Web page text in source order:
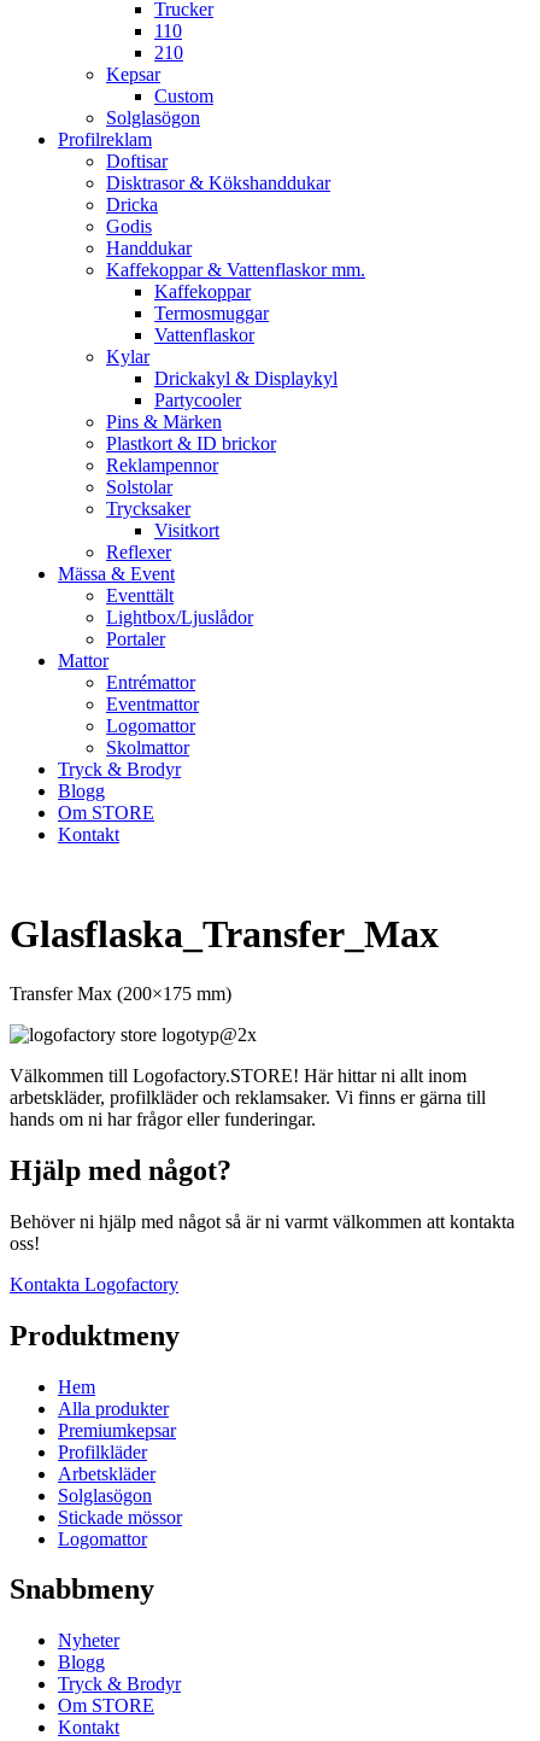
Trucker
110
210
Kepsar
Custom
Solglasögon
Profilreklam
Doftisar
Disktrasor & Kökshanddukar
Dricka
Godis
Handdukar
Kaffekoppar & Vattenflaskor mm.
Kaffekoppar
Termosmuggar
Vattenflaskor
Kylar
Drickakyl & Displaykyl
Partycooler
Pins & Märken
Plastkort & ID brickor
Reklampennor
Solstolar
Trycksaker
Visitkort
Reflexer
Mässa & Event
Eventtält
Lightbox/Ljuslådor
Portaler
Mattor
Entrémattor
Eventmattor
Logomattor
Skolmattor
Tryck & Brodyr
Blogg
Om STORE
Kontakt
Glasflaska_Transfer_Max
Transfer Max (200×175 mm)
Välkommen till Logofactory.STORE! Här hittar ni allt inom
arbetskläder, profilkläder och reklamsaker. Vi finns er gärna till
hands om ni har frågor eller funderingar.
Hjälp med något?
Behöver ni hjälp med något så är ni varmt välkommen att kontakta
oss!
Kontakta Logofactory
Produktmeny
Hem
Alla produkter
Premiumkepsar
Profilkläder
Arbetskläder
Solglasögon
Stickade mössor
Logomattor
Snabbmeny
Nyheter
Blogg
Tryck & Brodyr
Om STORE
Kontakt